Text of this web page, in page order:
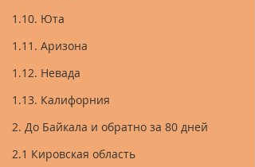
1.10. Юта
1.11. Аризона
1.12. Невада
1.13. Калифорния
2. До Байкала и обратно за 80 дней
2.1 Кировская область